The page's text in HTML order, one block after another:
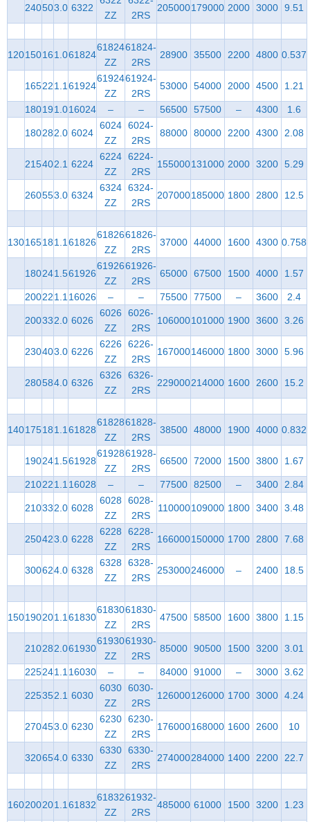
240503.0 6322
ZZ
2RS
205000179000 2000 3000 9.51
120150161.061824
61824
ZZ
61824-
2RS
28900 35500 2200 4800 0.537
165221.161924
61924
ZZ
61924-
2RS
53000 54000 2000 4500 1.21
180191.016024 – – 56500 57500 – 4300 1.6
180282.0 6024
6024
ZZ
6024-
2RS
88000 80000 2200 4300 2.08
215402.1 6224
6224
ZZ
6224-
2RS
155000131000 2000 3200 5.29
260553.0 6324
6324
ZZ
6324-
2RS
207000185000 1800 2800 12.5
130165181.161826
61826
ZZ
61826-
2RS
37000 44000 1600 4300 0.758
180241.561926
61926
ZZ
61926-
2RS
65000 67500 1500 4000 1.57
200221.116026 – – 75500 77500 – 3600 2.4
200332.0 6026
6026
ZZ
6026-
2RS
106000101000 1900 3600 3.26
230403.0 6226
6226
ZZ
6226-
2RS
167000146000 1800 3000 5.96
280584.0 6326
6326
ZZ
6326-
2RS
229000214000 1600 2600 15.2
140175181.161828
61828
ZZ
61828-
2RS
38500 48000 1900 4000 0.832
190241.561928
61928
ZZ
61928-
2RS
66500 72000 1500 3800 1.67
210221.116028 – – 77500 82500 – 3400 2.84
210332.0 6028
6028
ZZ
6028-
2RS
110000109000 1800 3400 3.48
250423.0 6228
6228
ZZ
6228-
2RS
166000150000 1700 2800 7.68
300624.0 6328
6328
ZZ
6328-
2RS
253000246000 – 2400 18.5
150190201.161830
61830
ZZ
61830-
2RS
47500 58500 1600 3800 1.15
210282.061930
61930
ZZ
61930-
2RS
85000 90500 1500 3200 3.01
225241.116030 – – 84000 91000 – 3000 3.62
225352.1 6030
6030
ZZ
6030-
2RS
126000126000 1700 3000 4.24
270453.0 6230
6230
ZZ
6230-
2RS
176000168000 1600 2600 10
320654.0 6330
6330
ZZ
6330-
2RS
274000284000 1400 2200 22.7
160200201.161832
61832
ZZ
61932-
2RS
485000 61000 1500 3200 1.23